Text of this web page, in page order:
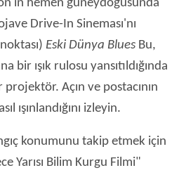
hemen güneydoğusunda
Drive-In Sineması'nı
Eski Dünya Blues Bu,
bir ışık rulosu yansıtıldığında
Açın ve postacının
ışınlandığını izleyin.
​​konumunu takip etmek için
Yarısı Bilim Kurgu Filmi"